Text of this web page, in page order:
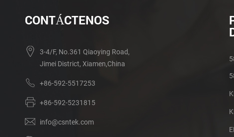
CONTÁCTENOS
3-4/F, No.361 Qiaoying Road,
Jimei District, Xiamen,China
+86-592-5517253
+86-592-5231815
info@csntek.com